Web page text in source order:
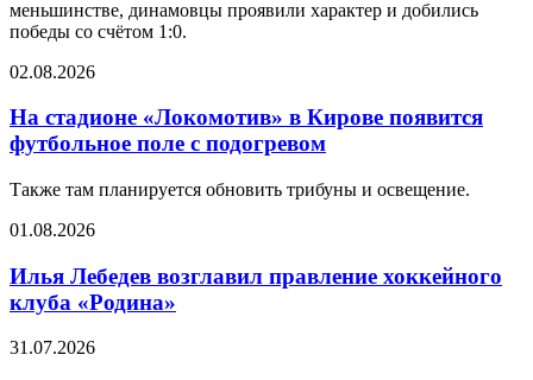
меньшинстве, динамовцы проявили характер и добились
победы со счётом 1:0.
02.08.2026
На стадионе «Локомотив» в Кирове появится
футбольное поле с подогревом
Также там планируется обновить трибуны и освещение.
01.08.2026
Илья Лебедев возглавил правление хоккейного
клуба «Родина»
31.07.2026